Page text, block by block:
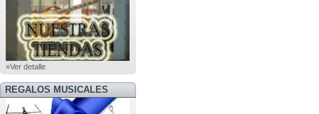
»Ver detalle
REGALOS MUSICALES